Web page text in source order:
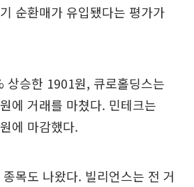
순환매가 유입됐다는 평가가
상승한 1901원, 큐로홀딩스는
에 거래를 마쳤다. 민테크는
에 마감했다.
목도 나왔다. 빌리언스는 전 거